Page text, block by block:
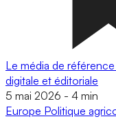
Le média de
digitale et éditoriale
5 mai 2026 - 4 min
Europe Politique